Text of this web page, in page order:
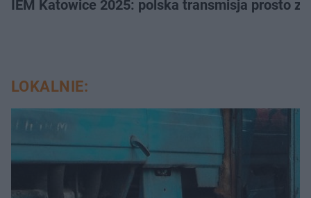
IEM Katowice 2025: polska transmisja prosto
LOKALNIE: